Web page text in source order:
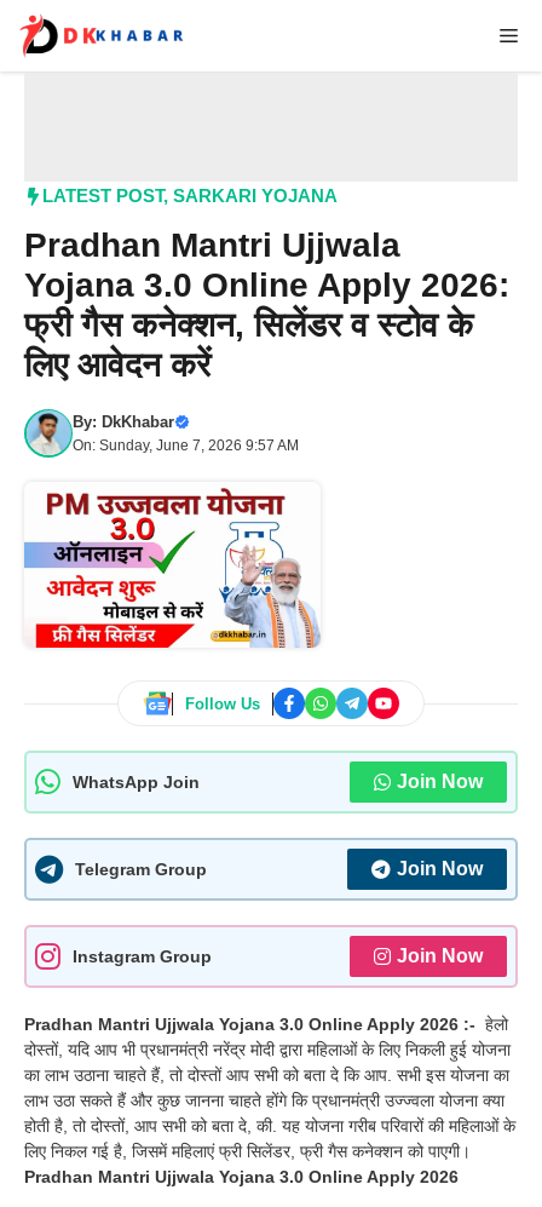
content
LATEST POST, SARKARI YOJANA
Pradhan Mantri Ujjwala
Yojana 3.0 Online Apply 2026:
फ्री गैस कनेक्शन, सिलेंडर व स्टोव के
लिए आवेदन करें
By: DkKhabar
On: Sunday, June 7, 2026 9:57 AM
Follow Us
WhatsApp Join Join Now
Telegram Group Join Now
Instagram Group Join Now
Pradhan Mantri Ujjwala Yojana 3.0 Online Apply 2026 :- हेलो
दोस्तों, यदि आप भी प्रधानमंत्री नरेंद्र मोदी द्वारा महिलाओं के लिए निकली हुई योजना
का लाभ उठाना चाहते हैं, तो दोस्तों आप सभी को बता दे कि आप. सभी इस योजना का
लाभ उठा सकते हैं और कुछ जानना चाहते होंगे कि प्रधानमंत्री उज्ज्वला योजना क्या
होती है, तो दोस्तों, आप सभी को बता दे, की. यह योजना गरीब परिवारों की महिलाओं के
लिए निकल गई है, जिसमें महिलाएं फ्री सिलेंडर, फ्री गैस कनेक्शन को पाएगी।
Pradhan Mantri Ujjwala Yojana 3.0 Online Apply 2026